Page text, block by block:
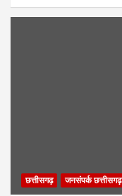
छत्तीसगढ़ जनसंपर्क छत्तीसगढ़